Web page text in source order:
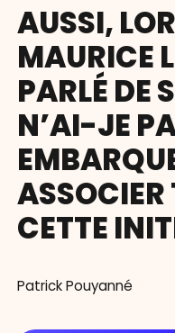
AUSSI,
MAURICE
PARLÉ DE
N’AI-JE
CETTE
Patrick Pouyanné